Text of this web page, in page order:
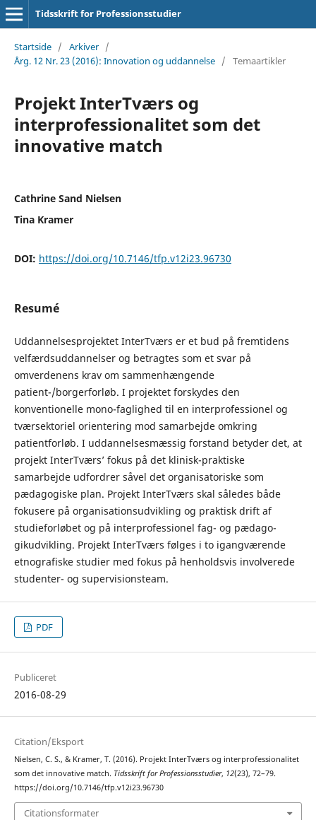
Tidsskrift for Professionsstudier
Startside / Arkiver /
Årg. 12 Nr. 23 (2016): Innovation og uddannelse / Temaartikler
Projekt InterTværs og
interprofessionalitet som det
innovative match
Cathrine Sand Nielsen
Tina Kramer
DOI: https://doi.org/10.7146/tfp.v12i23.96730
Resumé
Uddannelsesprojektet InterTværs er et bud på fremtidens
velfærdsuddannelser og betragtes som et svar på
omverdenens krav om sammenhængende
patient-/borgerforløb. I projektet forskydes den
konventionelle mono-faglighed til en interprofessionel og
tværsektoriel orientering mod samarbejde omkring
patientforløb. I uddannelsesmæssig forstand betyder det, at
projekt InterTværs’ fokus på det klinisk-praktiske
samarbejde udfordrer såvel det organisatoriske som
pædagogiske plan. Projekt InterTværs skal således både
fokusere på organisationsudvikling og praktisk drift af
studieforløbet og på interprofessionel fag- og pædago-
gikudvikling. Projekt InterTværs følges i to igangværende
etnografiske studier med fokus på henholdsvis involverede
studenter- og supervisionsteam.
PDF
Publiceret
2016-08-29
Citation/Eksport
Nielsen, C. S., & Kramer, T. (2016). Projekt InterTværs og interprofessionalitet
som det innovative match. Tidsskrift for Professionsstudier, 12(23), 72–79.
https://doi.org/10.7146/tfp.v12i23.96730
Citationsformater